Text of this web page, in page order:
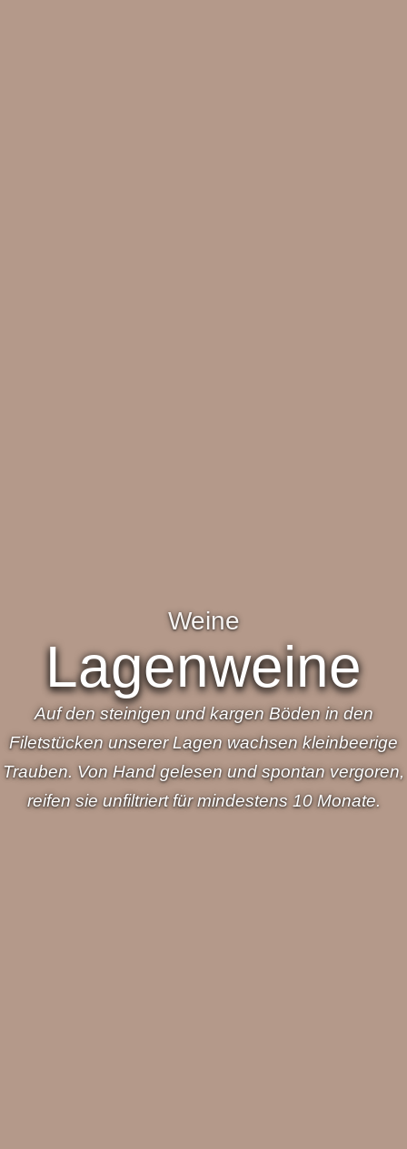
Weine
Lagenweine
Auf den steinigen und kargen Böden in den
Filetstücken unserer Lagen wachsen kleinbeerige
Trauben. Von Hand gelesen und spontan vergoren,
reifen sie unfiltriert für mindestens 10 Monate.